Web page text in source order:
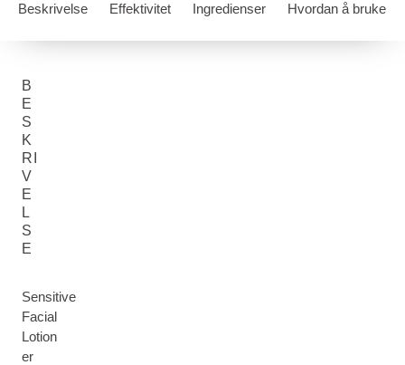
Beskrivelse Effektivitet Ingredienser Hvordan å bruke
B
E
S
K
RI
V
E
L
S
E
Sensitive
Facial
Lotion
er